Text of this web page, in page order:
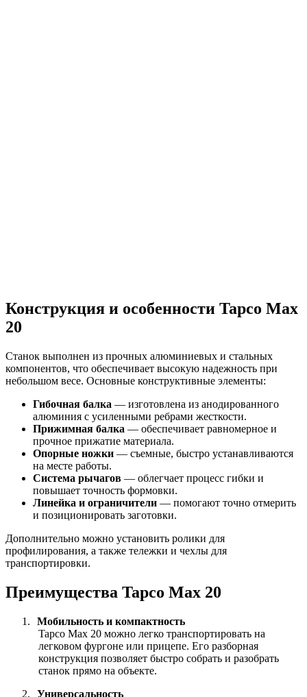
Конструкция и особенности Tapco Max
20
Станок выполнен из прочных алюминиевых и стальных
компонентов, что обеспечивает высокую надежность при
небольшом весе. Основные конструктивные элементы:
Гибочная балка — изготовлена из анодированного
алюминия с усиленными ребрами жесткости.
Прижимная балка — обеспечивает равномерное и
прочное прижатие материала.
Опорные ножки — съемные, быстро устанавливаются
на месте работы.
Система рычагов — облегчает процесс гибки и
повышает точность формовки.
Линейка и ограничители — помогают точно отмерить
и позиционировать заготовки.
Дополнительно можно установить ролики для
профилирования, а также тележки и чехлы для
транспортировки.
Преимущества Tapco Max 20
1.
Мобильность и компактность
Tapco Max 20 можно легко транспортировать на
легковом фургоне или прицепе. Его разборная
конструкция позволяет быстро собрать и разобрать
станок прямо на объекте.
2.
Универсальность